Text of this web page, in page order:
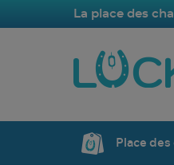
La place des
Place